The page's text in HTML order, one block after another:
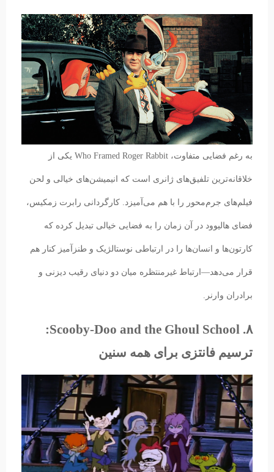
به رغم فضایی متفاوت، Who Framed Roger Rabbit یکی از
خلاقانه‌ترین تلفیق‌های ژانری است که انیمیشن‌های خیالی و لحن
فیلم‌های جرم‌محور را با هم می‌آمیزد. کارگردانی رابرت زمکیس،
فضای هالیوود در آن زمان را به فضایی خیالی تبدیل کرده که
کارتون‌ها و انسان‌ها را در ارتباطی نوستالژیک و طنزآمیز کنار هم
قرار می‌دهد—ارتباط غیرمنتظره میان دو دنیای رقیب دیزنی و
برادران وارنر.
۸. Scooby-Doo and the Ghoul School:
ترسیم فانتزی برای همه سنین